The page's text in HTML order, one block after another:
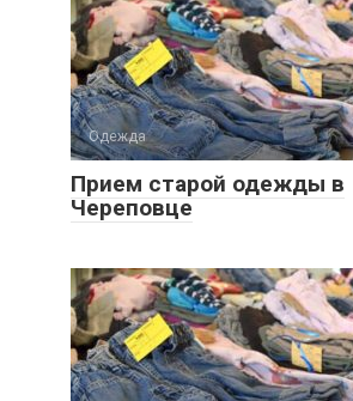
Одежда
Прием старой одежды в
Череповце